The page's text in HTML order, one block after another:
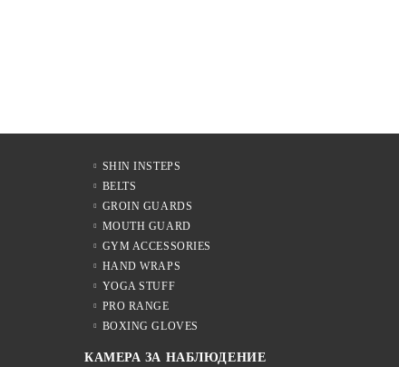
SHIN INSTEPS
BELTS
GROIN GUARDS
MOUTH GUARD
GYM ACCESSORIES
HAND WRAPS
YOGA STUFF
PRO RANGE
BOXING GLOVES
КАМЕРА ЗА НАБЛЮДЕНИЕ